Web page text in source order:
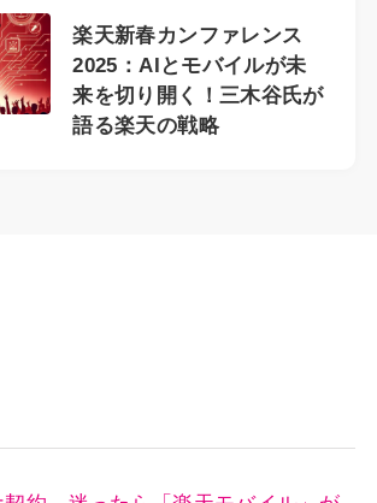
楽天新春カンファレンス
2025：AIとモバイルが未
来を切り開く！三木谷氏が
語る楽天の戦略